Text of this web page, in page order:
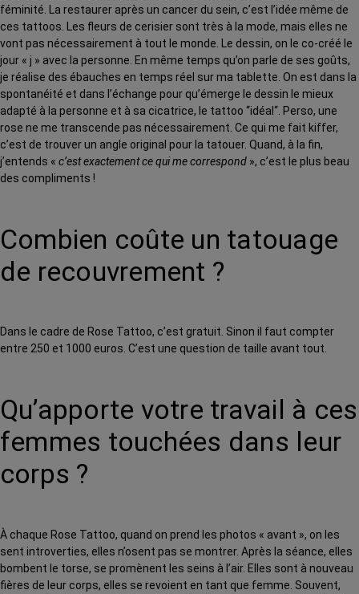
féminité. La restaurer après un cancer du sein, c’est l’idée même de
ces tattoos. Les fleurs de cerisier sont très à la mode, mais elles ne
vont pas nécessairement à tout le monde. Le dessin, on le co-créé le
jour « j » avec la personne. En même temps qu’on parle de ses goûts,
je réalise des ébauches en temps réel sur ma tablette. On est dans la
spontanéité et dans l’échange pour qu’émerge le dessin le mieux
adapté à la personne et à sa cicatrice, le tattoo “idéal“. Perso, une
rose ne me transcende pas nécessairement. Ce qui me fait kiffer,
c’est de trouver un angle original pour la tatouer. Quand, à la fin,
j’entends « c’est exactement ce qui me correspond », c’est le plus beau
des compliments !
Combien coûte un tatouage
de recouvrement ?
Dans le cadre de Rose Tattoo, c’est gratuit. Sinon il faut compter
entre 250 et 1000 euros. C’est une question de taille avant tout.
Qu’apporte votre travail à ces
femmes touchées dans leur
corps ?
À chaque Rose Tattoo, quand on prend les photos « avant », on les
sent introverties, elles n’osent pas se montrer. Après la séance, elles
bombent le torse, se promènent les seins à l’air. Elles sont à nouveau
fières de leur corps, elles se revoient en tant que femme. Souvent,